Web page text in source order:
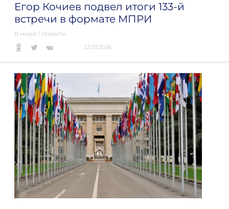
Егор Кочиев подвел итоги 133-й
встречи в формате МПРИ
В мире / Новости
23.07.2026